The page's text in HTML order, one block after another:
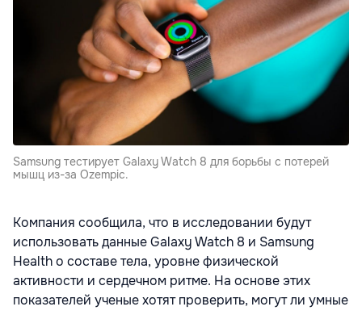
Samsung тестирует Galaxy Watch 8 для борьбы с потерей
мышц из-за Ozempic.
Компания сообщила, что в исследовании будут
использовать данные Galaxy Watch 8 и Samsung
Health о составе тела, уровне физической
активности и сердечном ритме. На основе этих
показателей ученые хотят проверить, могут ли умные